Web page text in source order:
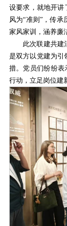
设要求，就地开讲
风为“准则”，传
家风家训，涵养廉
此次联建共建
是双方以党建为引
措。党员们纷纷表
行动，立足岗位建